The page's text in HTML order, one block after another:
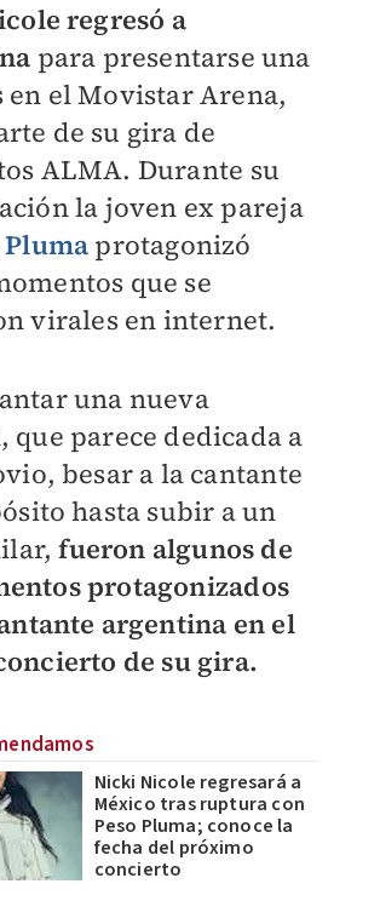
regresó a
para presentarse una
en el Movistar Arena,
de su gira de
ALMA. Durante su
la joven ex pareja
Pluma protagonizó
que se
virales en internet.
una nueva
que parece dedicada a
besar a la cantante
hasta subir a un
fueron algunos de
protagonizados
argentina en el
de su gira.
Nicki Nicole regresará a
México tras ruptura con
Peso Pluma; conoce la
fecha del próximo
concierto